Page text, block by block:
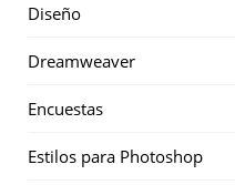
Diseño
Dreamweaver
Encuestas
Estilos para Photoshop